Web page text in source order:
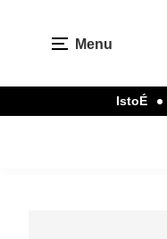
Menu
IstoÉ